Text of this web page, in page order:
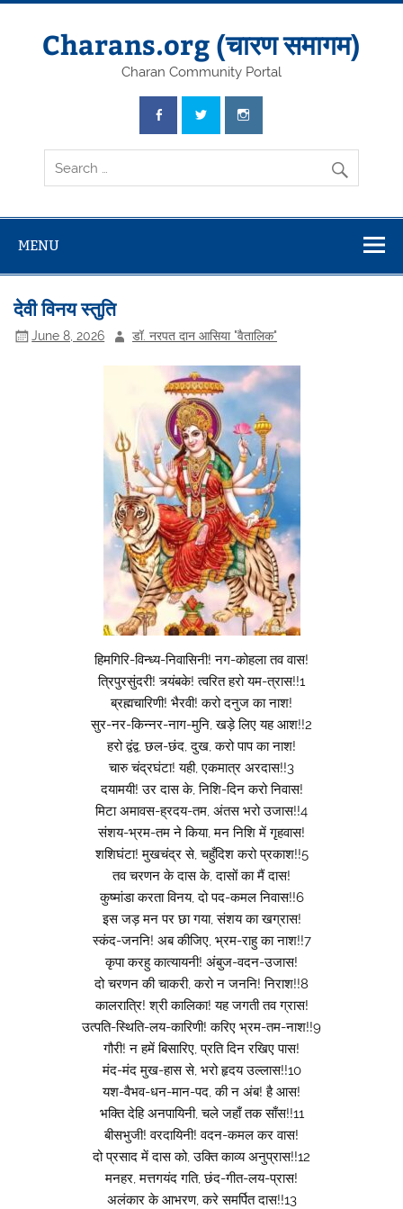
Skip
Charans.org (चारण समागम)
Charan Community Portal
MENU
देवी विनय स्तुति
June 8, 2026 डॉ. नरपत दान आसिया "वैतालिक"
हिमगिरि-विन्ध्य-निवासिनी! नग-कोहला तव वास!
त्रिपुरसुंदरी! त्र्यंबके! त्वरित हरो यम-त्रास!!1
ब्रह्मचारिणी! भैरवी! करो दनुज का नाश!
सुर-नर-किन्नर-नाग-मुनि, खड़े लिए यह आश!!2
हरो द्वंद्व, छल-छंद, दुख, करो पाप का नाश!
चारु चंद्रघंटा! यही, एकमात्र अरदास!!3
दयामयी! उर दास के, निशि-दिन करो निवास!
मिटा अमावस-ह्रदय-तम, अंतस भरो उजास!!4
संशय-भ्रम-तम ने किया, मन निशि में गृहवास!
शशिघंटा! मुखचंद्र से, चहुँदिश करो प्रकाश!!5
तव चरणन के दास के, दासों का मैं दास!
कुष्मांडा करता विनय, दो पद-कमल निवास!!6
इस जड़ मन पर छा गया, संशय का खग्रास!
स्कंद-जननि! अब कीजिए, भ्रम-राहु का नाश!!7
कृपा करहु कात्यायनी! अंबुज-वदन-उजास!
दो चरणन की चाकरी, करो न जननि! निराश!!8
कालरात्रि! श्री कालिका! यह जगती तव ग्रास!
उत्पति-स्थिति-लय-कारिणी! करिए भ्रम-तम-नाश!!9
गौरी! न हमें बिसारिए, प्रति दिन रखिए पास!
मंद-मंद मुख-हास से, भरो हृदय उल्लास!!10
यश-वैभव-धन-मान-पद, की न अंब! है आस!
भक्ति देहि अनपायिनी, चले जहाँ तक साँस!!11
बीसभुजी! वरदायिनी! वदन-कमल कर वास!
दो प्रसाद में दास को, उक्ति काव्य अनुप्रास!!12
मनहर, मत्तगयंद गति, छंद-गीत-लय-प्रास!
अलंकार के आभरण, करे समर्पित दास!!13